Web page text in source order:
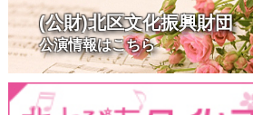
(公財)北区文化振興財団
公演情報はこちら